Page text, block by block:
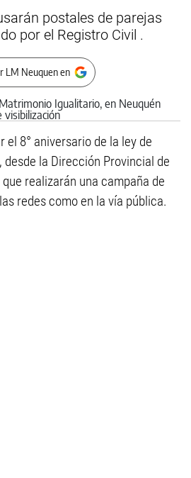
postales de parejas
por el Registro Civil .
LM Neuquen en
el 8° aniversario de la ley de
la Dirección Provincial de
realizarán una campaña de
redes como en la vía pública.